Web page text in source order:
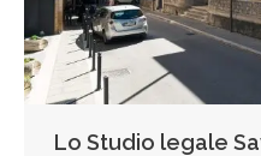
Lo Studio legale